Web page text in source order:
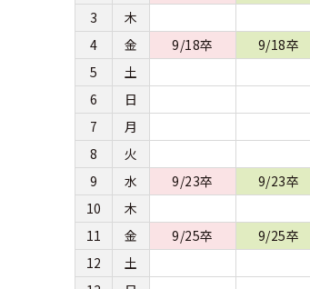
3
木
4
金 9/18卒
9/18卒
5
土
6
日
7
月
8
火
9
水 9/23卒
9/23卒
10
木
11
金 9/25卒
9/25卒
12
土